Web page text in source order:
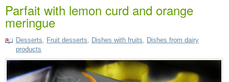
Parfait with lemon curd and orange
meringue
Desserts Fruit desserts Dishes with fruits
Dishes from dairy
products